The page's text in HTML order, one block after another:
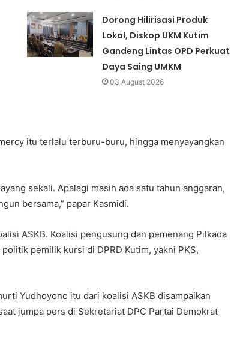
Dorong Hilirisasi Produk
Lokal, Diskop UKM Kutim
Gandeng Lintas OPD Perkuat
Daya Saing UMKM
03 August 2026
itu terlalu terburu-buru, hingga menyayangkan
sekali. Apalagi masih ada satu tahun anggaran,
bersama,” papar Kasmidi.
ASKB. Koalisi pengusung dan pemenang Pilkada
pemilik kursi di DPRD Kutim, yakni PKS,
Yudhoyono itu dari koalisi ASKB disampaikan
jumpa pers di Sekretariat DPC Partai Demokrat